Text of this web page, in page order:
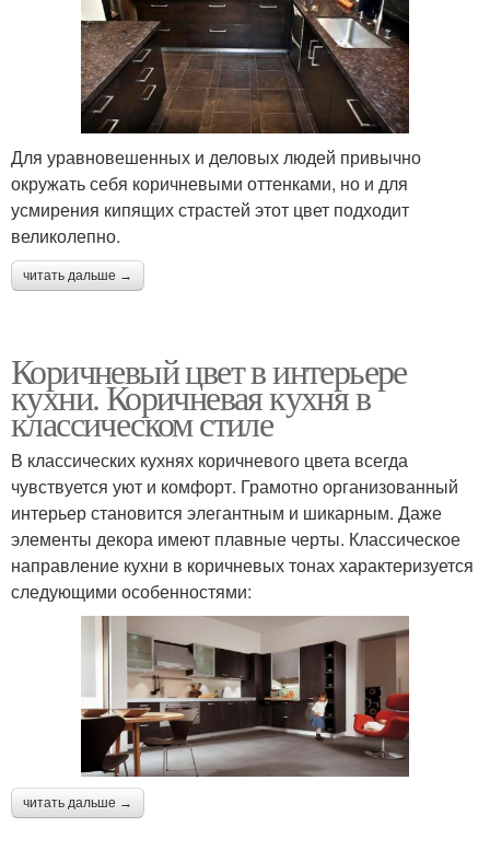
Для уравновешенных и деловых людей привычно
окружать себя коричневыми оттенками, но и для
усмирения кипящих страстей этот цвет подходит
великолепно.
читать дальше →
Коричневый цвет в интерьере
кухни. Коричневая кухня в
классическом стиле
В классических кухнях коричневого цвета всегда
чувствуется уют и комфорт. Грамотно организованный
интерьер становится элегантным и шикарным. Даже
элементы декора имеют плавные черты. Классическое
направление кухни в коричневых тонах характеризуется
следующими особенностями:
читать дальше →